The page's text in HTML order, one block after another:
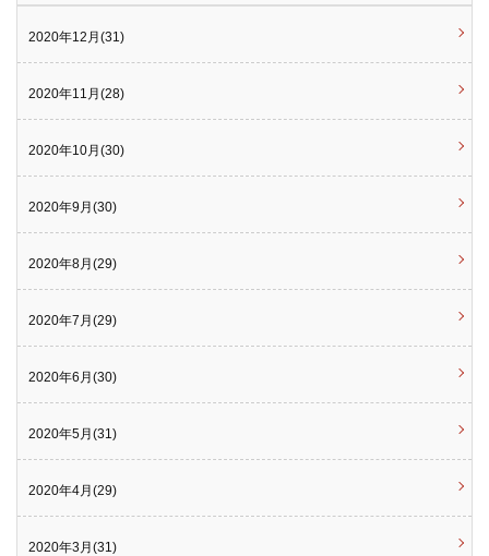
2020年12月(31)
2020年11月(28)
2020年10月(30)
2020年9月(30)
2020年8月(29)
2020年7月(29)
2020年6月(30)
2020年5月(31)
2020年4月(29)
2020年3月(31)